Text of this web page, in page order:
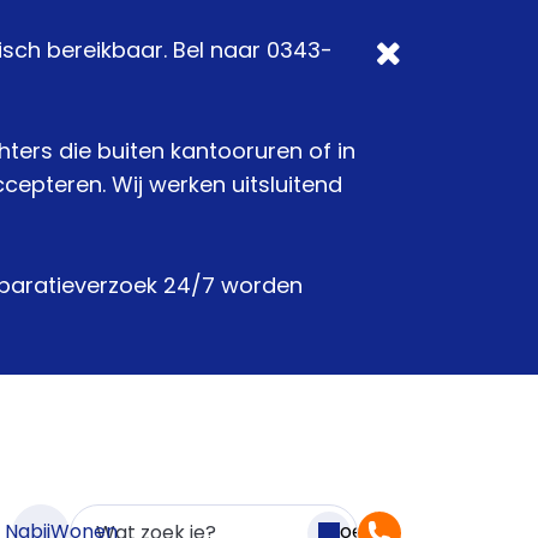
bereikbaar. Bel naar 0343-
die buiten kantooruren of in
Wij werken uitsluitend
24/7 worden
NabijWonen Zoeken